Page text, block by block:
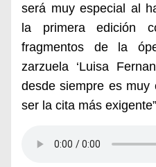
será muy especial al
la primera edición
fragmentos de la
zarzuela ‘Luisa
desde siempre es muy
ser la cita más exigente”